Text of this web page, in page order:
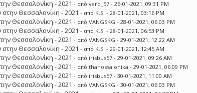
Θεσσαλονίκη - 2021 - απόvard_57 - 26-01-2021, 09:31 PM
Θεσσαλονίκη - 2021 - από K.S. - 28-01-2021, 03:16 PM
Θεσσαλονίκη - 2021 - απόVANGSKG - 28-01-2021, 06:03 PM
Θεσσαλονίκη - 2021 - από K.S. - 28-01-2021, 06:53 PM
Θεσσαλονίκη - 2021 - απόVANGSKG - 29-01-2021, 12:22 AM
Θεσσαλονίκη - 2021 - από K.S. - 29-01-2021, 12:45 AM
Θεσσαλονίκη - 2021 - από irisbus57 - 29-01-2021, 09:26 AM
Θεσσαλονίκη - 2021 - απόthanossalonika - 29-01-2021, 06:09 PM
Θεσσαλονίκη - 2021 - από irisbus57 - 30-01-2021, 11:00 AM
Θεσσαλονίκη - 2021 - απόVANGSKG - 30-01-2021, 06:03 PM